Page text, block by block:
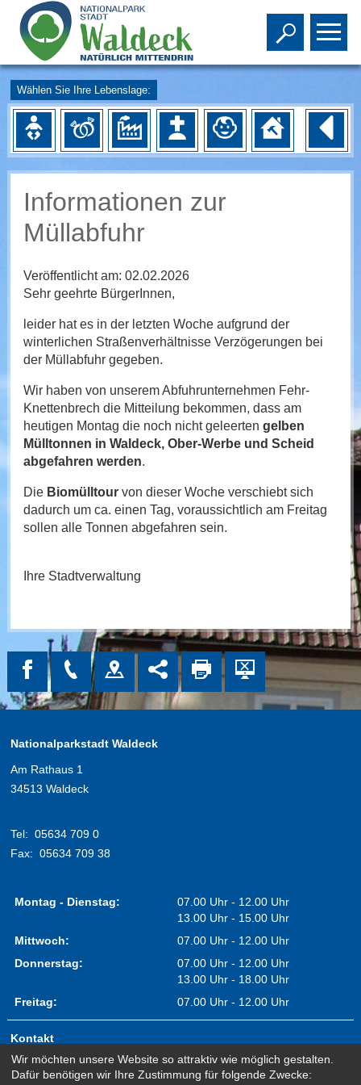
Toggle
Wählen Sie Ihre Lebenslage:
Informationen zur
Müllabfuhr
Veröffentlicht am: 02.02.2026
Sehr geehrte BürgerInnen,
leider hat es in der letzten Woche aufgrund der
winterlichen Straßenverhältnisse Verzögerungen bei
der Müllabfuhr gegeben.
Wir haben von unserem Abfuhrunternehmen Fehr-
Knettenbrech die Mitteilung bekommen, dass am
heutigen Montag die noch nicht geleerten gelben
Mülltonnen in Waldeck, Ober-Werbe und Scheid
abgefahren werden.
Die Biomülltourvon dieser Woche verschiebt sich
dadurch um ca. einen Tag, voraussichtlich am Freitag
sollen alle Tonnen abgefahren sein.
Ihre Stadtverwaltung
Nationalparkstadt Waldeck
Am Rathaus 1
34513 Waldeck
Tel: 05634 709 0
Fax: 05634 709 38
Montag - Dienstag:
07.00 Uhr - 12.00 Uhr
13.00 Uhr - 15.00 Uhr
Mittwoch:
07.00 Uhr - 12.00 Uhr
Donnerstag:
07.00 Uhr - 12.00 Uhr
13.00 Uhr - 18.00 Uhr
Freitag:
07.00 Uhr - 12.00 Uhr
Kontakt
Impressum
Wir möchten unsere Website so attraktiv wie möglich gestalten.
Dafür benötigen wir Ihre Zustimmung für folgende Zwecke: